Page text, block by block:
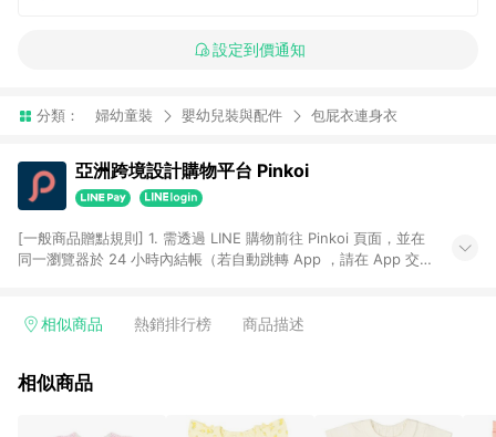
設定到價通知
分類： 婦幼童裝 嬰幼兒裝與配件 包屁衣連身衣
亞洲跨境設計購物平台 Pinkoi
[一般商品贈點規則] 1. 需透過 LINE 購物前往 Pinkoi 頁面，並在
同一瀏覽器於 24 小時內結帳（若自動跳轉 App ，請在 App 交
回饋訂單不得享有 Pinkoi 站方優惠，例如首購優惠，P coins，
行為，不具贈點資格，部分退款不在此限。 6. APP 請更新至
貨後 45 天後發送。 8. 群眾募資商品，禮物卡，開館保證金，補
相似商品 熱銷排行榜 商品描述
相似商品